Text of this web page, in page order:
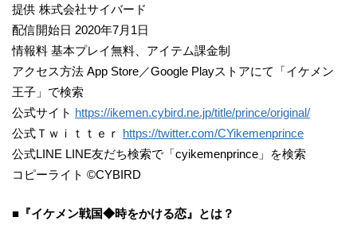
提供 株式会社サイバード
配信開始日 2020年7月1日
情報料 基本プレイ無料、アイテム課金制
アクセス方法 App Store／Google Playストアにて「イケメン
王子」で検索
公式サイト https://ikemen.cybird.ne.jp/title/prince/original/
公式Ｔｗｉｔｔｅｒ https://twitter.com/CYikemenprince
公式LINE LINE友だち検索で「cyikemenprince」を検索
コピーライト ©CYBIRD
■『イケメン戦国◆時をかける恋』とは？